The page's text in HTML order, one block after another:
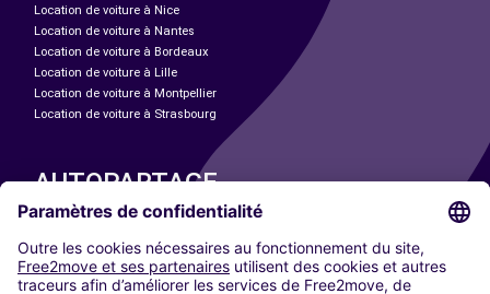
Location de voiture à Nice
Location de voiture à Nantes
Location de voiture à Bordeaux
Location de voiture à Lille
Location de voiture à Montpellier
Location de voiture à Strasbourg
AUTOPARTAGE
Paris
Madrid
Washington DC